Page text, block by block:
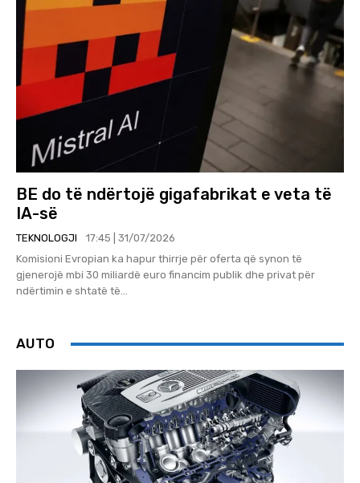
BE do të ndërtojë gigafabrikat e veta të
IA-së
TEKNOLOGJI
17:45 | 31/07/2026
Komisioni Evropian ka hapur thirrje për oferta që synon të
gjenerojë mbi 30 miliardë euro financim publik dhe privat për
ndërtimin e shtatë të...
AUTO